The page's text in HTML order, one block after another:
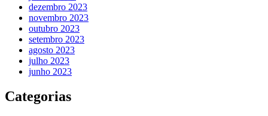
dezembro 2023
novembro 2023
outubro 2023
setembro 2023
agosto 2023
julho 2023
junho 2023
Categorias